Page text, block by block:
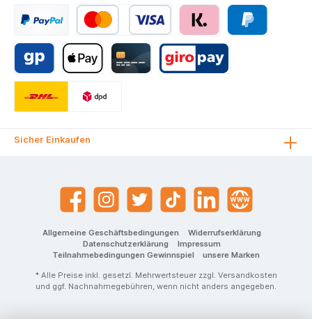
Sicher Einkaufen
Allgemeine Geschäftsbedingungen
Widerrufserklärung
Datenschutzerklärung
Impressum
Teilnahmebedingungen Gewinnspiel
unsere Marken
* Alle Preise inkl. gesetzl. Mehrwertsteuer zzgl. Versandkosten
und ggf. Nachnahmegebühren, wenn nicht anders angegeben.